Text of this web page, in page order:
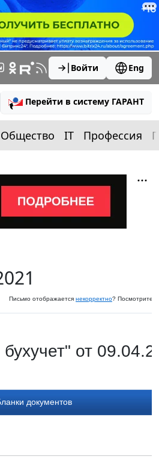
Войти Eng
Перейти в систему ГАРАНТ
Общество IT Профессия
Письмо отображается некорректно? Посмотрите
от
документов